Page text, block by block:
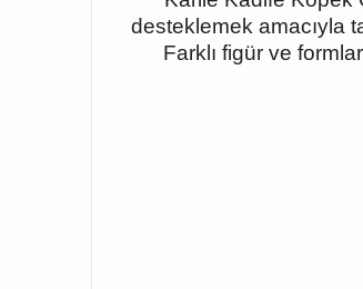
desteklemek amacıyla
Farklı figür ve